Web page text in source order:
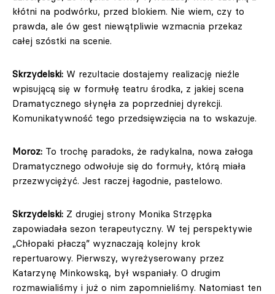
kłótni na podwórku, przed blokiem. Nie wiem, czy to
prawda, ale ów gest niewątpliwie wzmacnia przekaz
całej szóstki na scenie.
Skrzydelski: W rezultacie dostajemy realizację nieźle
wpisującą się w formułę teatru środka, z jakiej scena
Dramatycznego słynęła za poprzedniej dyrekcji.
Komunikatywność tego przedsięwzięcia na to wskazuje.
Moroz: To trochę paradoks, że radykalna, nowa załoga
Dramatycznego odwołuje się do formuły, którą miała
przezwyciężyć. Jest raczej łagodnie, pastelowo.
Skrzydelski: Z drugiej strony Monika Strzępka
zapowiadała sezon terapeutyczny. W tej perspektywie
„Chłopaki płaczą” wyznaczają kolejny krok
repertuarowy. Pierwszy, wyreżyserowany przez
Katarzynę Minkowską, był wspaniały. O drugim
rozmawialiśmy i już o nim zapomnieliśmy. Natomiast ten